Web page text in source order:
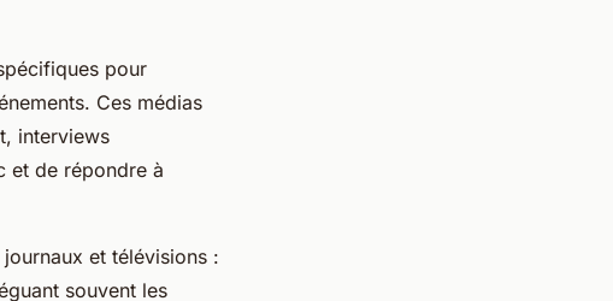
pour
Ces médias
interviews
et de répondre à
et télévisions :
souvent les